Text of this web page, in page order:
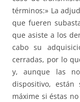
términos:» La
que fueren
que asiste a los
cabo su
cerradas, por lo
y, aunque las
dispositivo, están
máxime si éstas